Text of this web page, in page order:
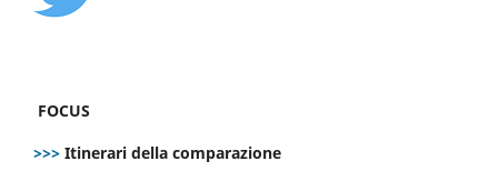
FOCUS
>>> Itinerari della comparazione